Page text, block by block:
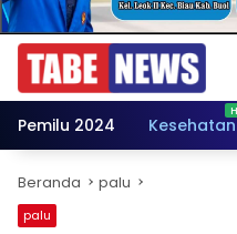
Pemilu 2024 Kesehatan
Beranda palu
palu